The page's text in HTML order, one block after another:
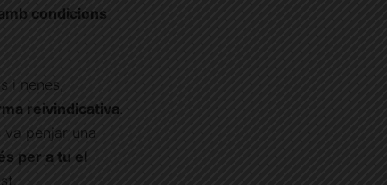
condicions
i nenes,
reivindicativa.
penjar una
per a tu el